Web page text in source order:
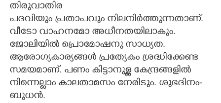
തിരുവാതിര
പദവിയും പ്രതാപവും നിലനിർത്തുന്നതാണ്.
വീടോ വാഹനമോ അധീനതയിലാകും.
ജോലിയിൽ പ്രൊമോഷനു സാധ്യത.
ആരോഗ്യകാര്യങ്ങൾ പ്രത്യേകം ശ്രദ്ധിക്കേണ്ട
സമയമാണ്. പണം കിട്ടാനുള്ള കേന്ദ്രങ്ങളിൽ
നിന്നെല്ലാം കാലതാമസം നേരിടും. ശുഭദിനം-
ബുധൻ.